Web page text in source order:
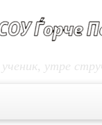
ученик, утре